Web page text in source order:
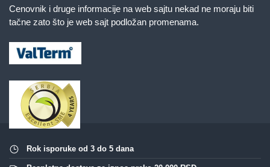
Cenovnik i druge informacije na web sajtu nekad ne moraju biti
tačne zato što je web sajt podložan promenama.
Rok isporuke od 3 do 5 dana